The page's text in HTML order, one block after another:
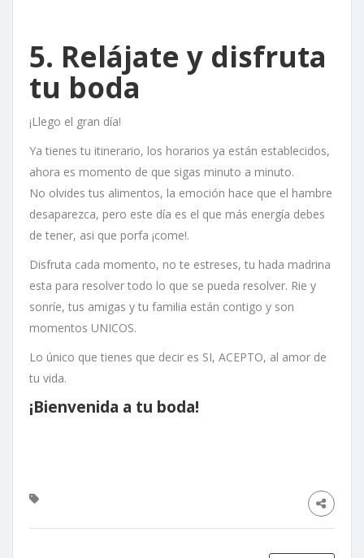
5. Relájate y disfruta
tu boda
¡Llego el gran día!
Ya tienes tu itinerario, los horarios ya están establecidos,
ahora es momento de que sigas minuto a minuto.
No olvides tus alimentos, la emoción hace que el hambre
desaparezca, pero este día es el que más energía debes
de tener, asi que porfa ¡come!.
Disfruta cada momento, no te estreses, tu hada madrina
esta para resolver todo lo que se pueda resolver. Rie y
sonríe, tus amigas y tu familia están contigo y son
momentos UNICOS.
Lo único que tienes que decir es SI, ACEPTO, al amor de
tu vida.
¡Bienvenida a tu boda!